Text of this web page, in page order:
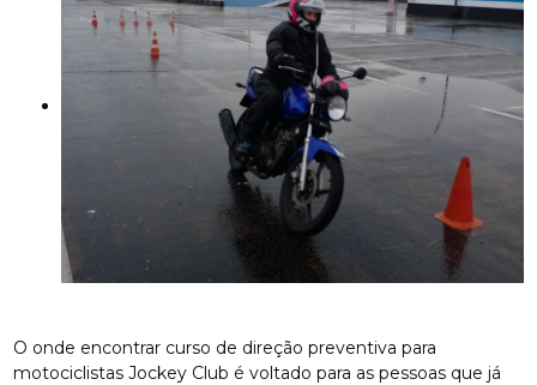
O onde encontrar curso de direção preventiva para
motociclistas Jockey Club é voltado para as pessoas que já